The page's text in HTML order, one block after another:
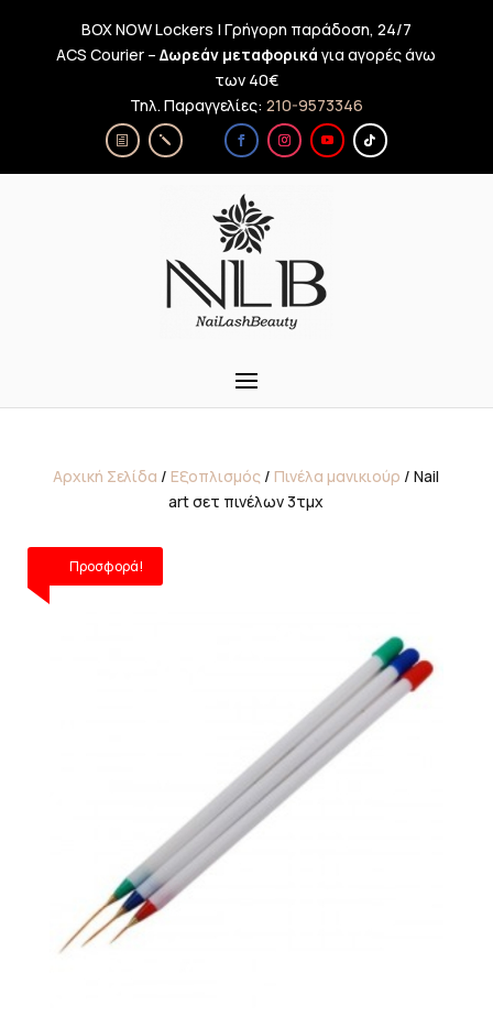
BOX NOW Lockers | Γρήγορη παράδοση, 24/7
ACS Courier –Δωρεάν μεταφορικά για αγορές άνω
των 40€
Τηλ. Παραγγελίες: 210-9573346
Αρχική Σελίδα / Εξοπλισμός / Πινέλα μανικιούρ / Nail
art σετ πινέλων 3τμχ
Προσφορά!